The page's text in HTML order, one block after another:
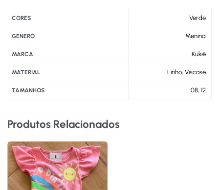
CORES Verde
GENERO Menina
MARCA Kukiê
MATERIAL Linho, Viscose
TAMANHOS 08, 12
Produtos Relacionados